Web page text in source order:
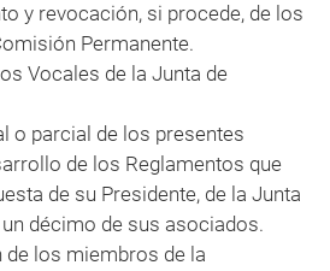
y revocación, si procede, de los
Permanente.
Vocales de la Junta de
o parcial de los presentes
de los Reglamentos que
de su Presidente, de la Junta
décimo de sus asociados.
de los miembros de la